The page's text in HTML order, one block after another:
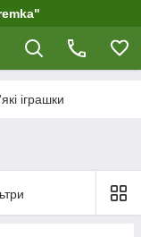
іграшки